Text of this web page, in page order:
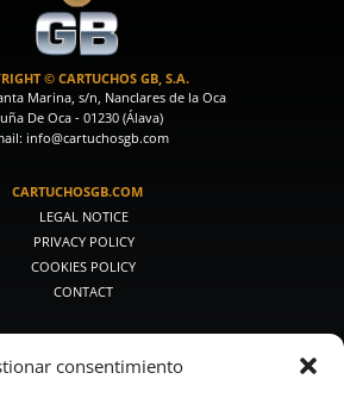
consentimiento
© CARTUCHOS GB, S.A.
Marina, s/n, Nanclares de la Oca
De Oca - 01230 (Álava)
info@cartuchosgb.com
CARTUCHOSGB.COM
LEGAL NOTICE
PRIVACY POLICY
COOKIES POLICY
CONTACT
PREMIUM HUNTING